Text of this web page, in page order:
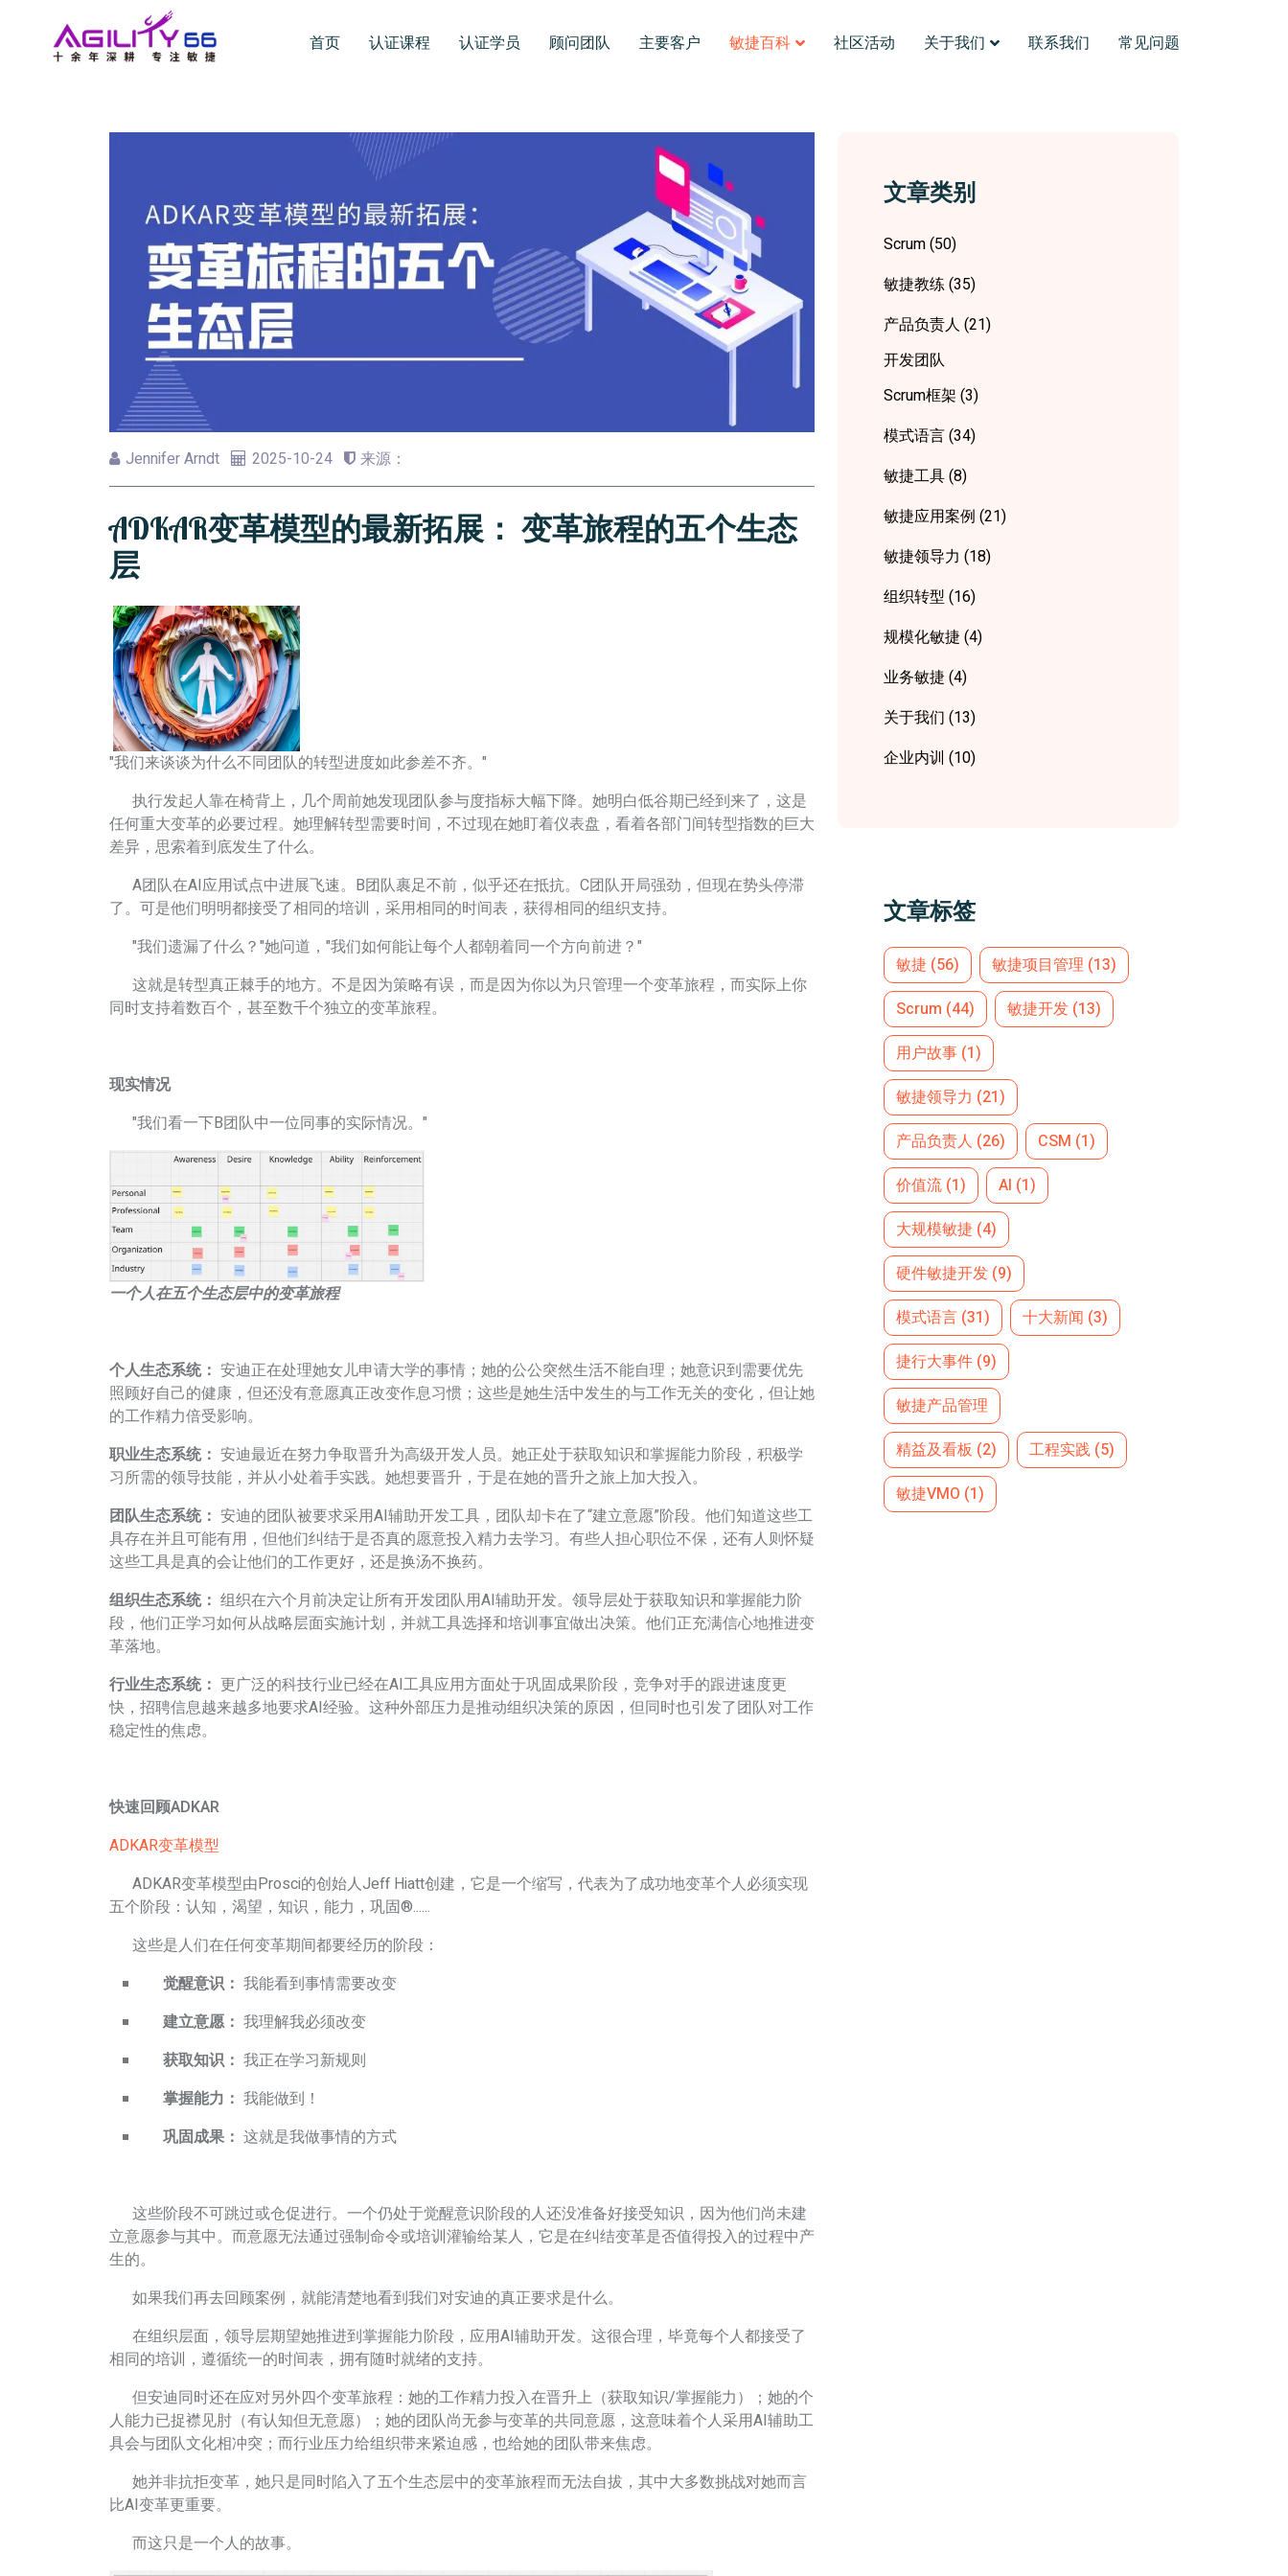
首页 认证课程 认证学员 顾问团队 主要客户 敏捷百科 社区活动 关于我们 联系我们 常见问题
Jennifer Arndt 2025-10-24 来源：
ADKAR变革模型的最新拓展： 变革旅程的五个生态
层
"我们来谈谈为什么不同团队的转型进度如此参差不齐。"
执行发起人靠在椅背上，几个周前她发现团队参与度指标大幅下降。她明白低谷期已经到来了，这是
任何重大变革的必要过程。她理解转型需要时间，不过现在她盯着仪表盘，看着各部门间转型指数的巨大
差异，思索着到底发生了什么。
A团队在AI应用试点中进展飞速。B团队裹足不前，似乎还在抵抗。C团队开局强劲，但现在势头停滞
了。可是他们明明都接受了相同的培训，采用相同的时间表，获得相同的组织支持。
"我们遗漏了什么？"她问道，"我们如何能让每个人都朝着同一个方向前进？"
这就是转型真正棘手的地方。不是因为策略有误，而是因为你以为只管理一个变革旅程，而实际上你
同时支持着数百个，甚至数千个独立的变革旅程。
现实情况
"我们看一下B团队中一位同事的实际情况。"
一个人在五个生态层中的变革旅程
个人生态系统： 安迪正在处理她女儿申请大学的事情；她的公公突然生活不能自理；她意识到需要优先
照顾好自己的健康，但还没有意愿真正改变作息习惯；这些是她生活中发生的与工作无关的变化，但让她
的工作精力倍受影响。
职业生态系统： 安迪最近在努力争取晋升为高级开发人员。她正处于获取知识和掌握能力阶段，积极学
习所需的领导技能，并从小处着手实践。她想要晋升，于是在她的晋升之旅上加大投入。
团队生态系统： 安迪的团队被要求采用AI辅助开发工具，团队却卡在了“建立意愿”阶段。他们知道这些工
具存在并且可能有用，但他们纠结于是否真的愿意投入精力去学习。有些人担心职位不保，还有人则怀疑
这些工具是真的会让他们的工作更好，还是换汤不换药。
组织生态系统： 组织在六个月前决定让所有开发团队用AI辅助开发。领导层处于获取知识和掌握能力阶
段，他们正学习如何从战略层面实施计划，并就工具选择和培训事宜做出决策。他们正充满信心地推进变
革落地。
行业生态系统： 更广泛的科技行业已经在AI工具应用方面处于巩固成果阶段，竞争对手的跟进速度更
快，招聘信息越来越多地要求AI经验。这种外部压力是推动组织决策的原因，但同时也引发了团队对工作
稳定性的焦虑。
快速回顾ADKAR
ADKAR变革模型
ADKAR变革模型由Prosci的创始人Jeff Hiatt创建，它是一个缩写，代表为了成功地变革个人必须实现
五个阶段：认知，渴望，知识，能力，巩固®......
这些是人们在任何变革期间都要经历的阶段：
觉醒意识： 我能看到事情需要改变
建立意愿： 我理解我必须改变
获取知识： 我正在学习新规则
掌握能力： 我能做到！
巩固成果： 这就是我做事情的方式
这些阶段不可跳过或仓促进行。一个仍处于觉醒意识阶段的人还没准备好接受知识，因为他们尚未建
立意愿参与其中。而意愿无法通过强制命令或培训灌输给某人，它是在纠结变革是否值得投入的过程中产
生的。
如果我们再去回顾案例，就能清楚地看到我们对安迪的真正要求是什么。
在组织层面，领导层期望她推进到掌握能力阶段，应用AI辅助开发。这很合理，毕竟每个人都接受了
相同的培训，遵循统一的时间表，拥有随时就绪的支持。
但安迪同时还在应对另外四个变革旅程：她的工作精力投入在晋升上（获取知识/掌握能力）；她的个
人能力已捉襟见肘（有认知但无意愿）；她的团队尚无参与变革的共同意愿，这意味着个人采用AI辅助工
具会与团队文化相冲突；而行业压力给组织带来紧迫感，也给她的团队带来焦虑。
她并非抗拒变革，她只是同时陷入了五个生态层中的变革旅程而无法自拔，其中大多数挑战对她而言
比AI变革更重要。
而这只是一个人的故事。
文章类别
Scrum(50)
敏捷教练(35)
产品负责人 (21)
开发团队
Scrum框架 (3)
模式语言(34)
敏捷工具(8)
敏捷应用案例 (21)
敏捷领导力 (18)
组织转型(16)
规模化敏捷 (4)
业务敏捷 (4)
关于我们 (13)
企业内训 (10)
文章标签
敏捷 (56) 敏捷项目管理 (13)
Scrum (44) 敏捷开发 (13)
用户故事 (1)
敏捷领导力 (21)
产品负责人 (26) CSM (1)
价值流 (1) AI (1)
大规模敏捷 (4)
硬件敏捷开发 (9)
模式语言 (31) 十大新闻 (3)
捷行大事件 (9)
敏捷产品管理
精益及看板 (2) 工程实践 (5)
敏捷VMO (1)